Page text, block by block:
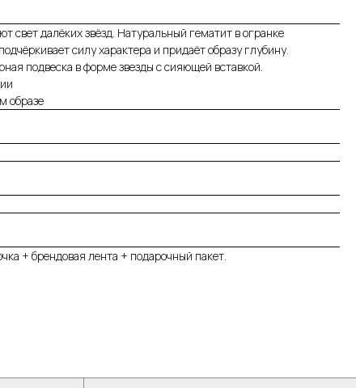
свет далёких звёзд. Натуральный гематит в огранке
силу характера и придаёт образу глубину.
подвеска в форме звезды с сияющей вставкой.
образе
+ брендовая лента + подарочный пакет.